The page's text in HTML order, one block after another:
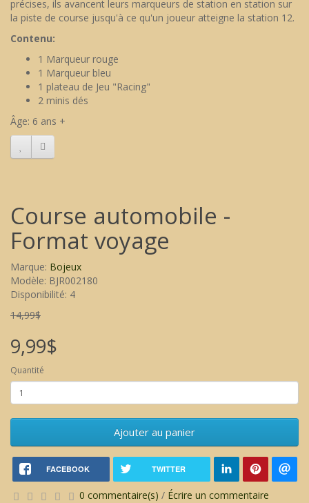
précises, ils avancent leurs marqueurs de station en station sur
la piste de course jusqu'à ce qu'un joueur atteigne la station 12.
Contenu:
1 Marqueur rouge
1 Marqueur bleu
1 plateau de Jeu "Racing"
2 minis dés
Âge: 6 ans +
Course automobile -
Format voyage
Marque: Bojeux
Modèle: BJR002180
Disponibilité: 4
14,99$
9,99$
Quantité
Ajouter au panier
FACEBOOK TWITTER
0 commentaire(s) / Écrire un commentaire